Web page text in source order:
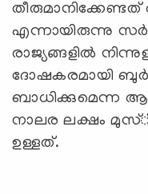
എന്നായിരുന്നു
രാജ്യങ്ങളില്‍
ദോഷകരമായി
ബാധിക്കുമെന്ന
നാലര ലക്ഷം
ഉള്ളത്.